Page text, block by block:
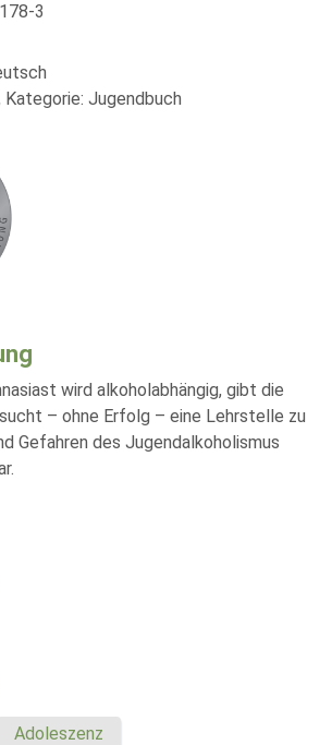
3
Jugendbuch
wird alkoholabhängig, gibt die
– ohne Erfolg – eine Lehrstelle zu
Gefahren des Jugendalkoholismus
Adoleszenz